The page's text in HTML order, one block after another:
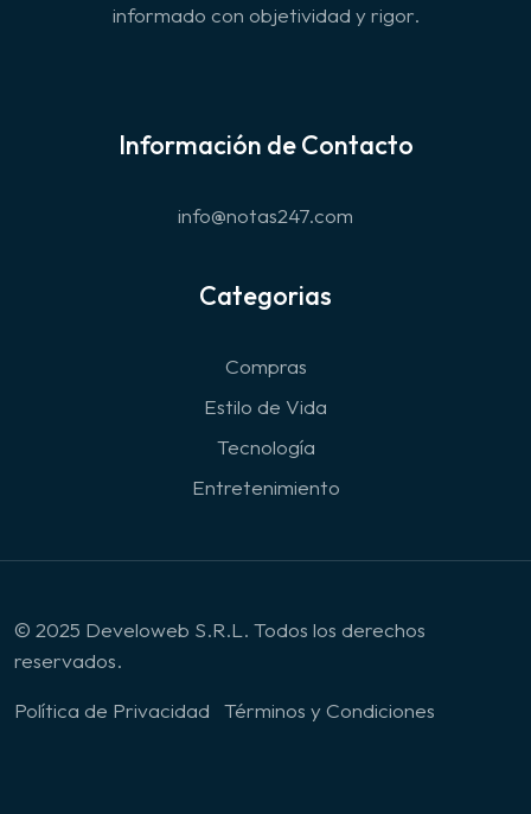
informado con objetividad y rigor.
Información de Contacto
info@notas247.com
Categorias
Compras
Estilo de Vida
Tecnología
Entretenimiento
© 2025 Develoweb S.R.L. Todos los derechos
reservados.
Política de Privacidad
Términos y Condiciones